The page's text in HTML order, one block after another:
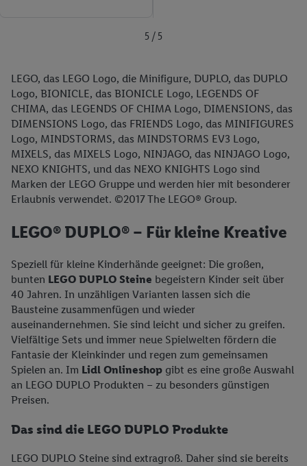
5 / 5
LEGO, das LEGO Logo, die Minifigure, DUPLO, das DUPLO
Logo, BIONICLE, das BIONICLE Logo, LEGENDS OF
CHIMA, das LEGENDS OF CHIMA Logo, DIMENSIONS, das
DIMENSIONS Logo, das FRIENDS Logo, das MINIFIGURES
Logo, MINDSTORMS, das MINDSTORMS EV3 Logo,
MIXELS, das MIXELS Logo, NINJAGO, das NINJAGO Logo,
NEXO KNIGHTS, und das NEXO KNIGHTS Logo sind
Marken der LEGO Gruppe und werden hier mit besonderer
Erlaubnis verwendet. ©2017 The LEGO® Group.
LEGO® DUPLO® – Für kleine Kreative
Speziell für kleine Kinderhände geeignet: Die großen,
bunten LEGO DUPLO Steine begeistern Kinder seit über
40 Jahren. In unzähligen Varianten lassen sich die
Bausteine zusammenfügen und wieder
auseinandernehmen. Sie sind leicht und sicher zu greifen.
Vielfältige Sets und immer neue Spielwelten fördern die
Fantasie der Kleinkinder und regen zum gemeinsamen
Spielen an. Im Lidl Onlineshop gibt es eine große Auswahl
an LEGO DUPLO Produkten – zu besonders günstigen
Preisen.
Das sind die LEGO DUPLO Produkte
LEGO DUPLO Steine sind extragroß. Daher sind sie bereits